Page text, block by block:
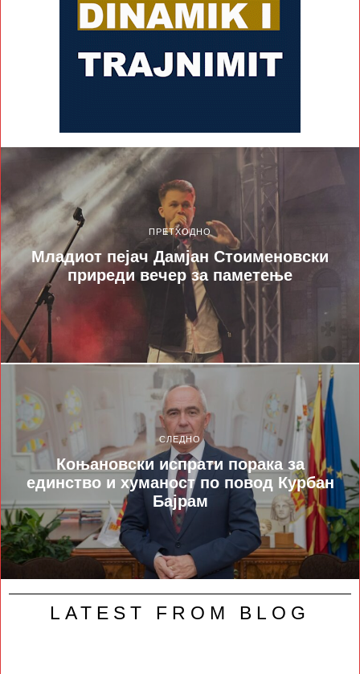
ПРЕТХОДНО
Младиот пејач Дамјан Стоименовски
приреди вечер за паметење
СЛЕДНО
Коњановски испрати порака за
единство и хуманост по повод Курбан
Бајрам
LATEST FROM BLOG